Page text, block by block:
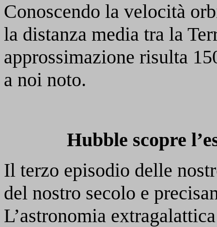
Conoscendo la velocità
la distanza media tra la
approssimazione risulta
a noi noto.
Hubble scopre
Il terzo episodio delle
del nostro secolo e
L’astronomia